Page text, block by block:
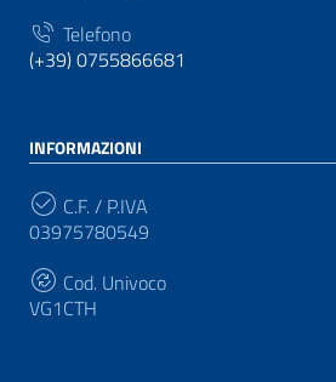
Telefono
(+39) 0755866681
INFORMAZIONI
C.F. / P.IVA
03975780549
Cod. Univoco
VG1CTH